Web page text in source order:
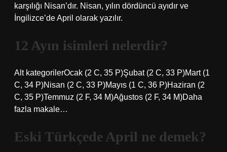
karşılığı Nisan’dır. Nisan, yılın dördüncü ayıdır ve
İngilizce’de April olarak yazılır.
12 Ayın isimleri nelerdir?
Alt kategorilerOcak (2 C, 35 P)Şubat (2 C, 33 P)Mart (1
C, 34 P)Nisan (2 C, 33 P)Mayıs (1 C, 36 P)Haziran (2
C, 35 P)Temmuz (2 F, 34 M)Ağustos (2 F, 34 M)Daha
fazla makale…
Eski Türkçede April ne demek?